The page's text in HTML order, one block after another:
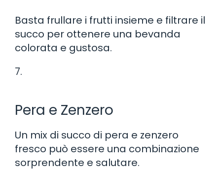
Basta frullare i frutti insieme e filtrare il
succo per ottenere una bevanda
colorata e gustosa.
7.
Pera e Zenzero
Un mix di succo di pera e zenzero
fresco può essere una combinazione
sorprendente e salutare.